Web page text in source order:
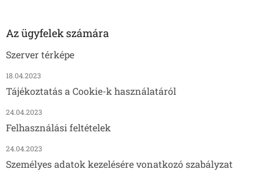
Az ügyfelek számára
Szerver térképe
18.04.2023
Tájékoztatás a Cookie-k használatáról
24.04.2023
Felhasználási feltételek
24.04.2023
Személyes adatok kezelésére vonatkozó szabályzat